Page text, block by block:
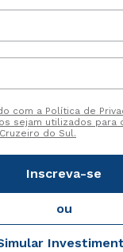
com a Política de
sejam utilizados para
do Sul.
Inscreva-se
ou